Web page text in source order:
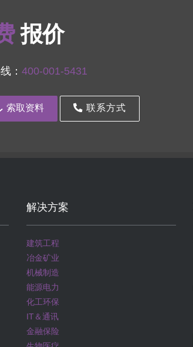
报价
： 400-001-5431
索取资料 联系方式
解决方案
建筑工程
冶金矿业
机械制造
能源电力
化工环保
IT＆通讯
金融保险